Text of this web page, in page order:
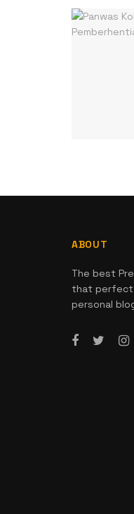
ABOUT
The best
that perfect
personal